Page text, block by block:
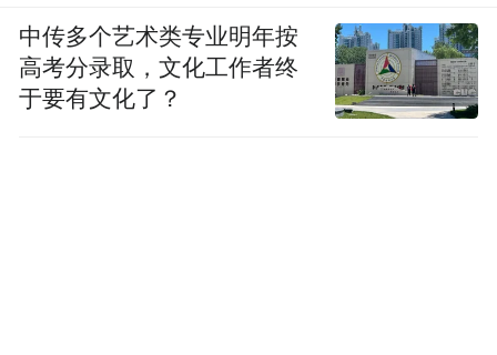
中传多个艺术类专业明年按
高考分录取，文化工作者终
于要有文化了？